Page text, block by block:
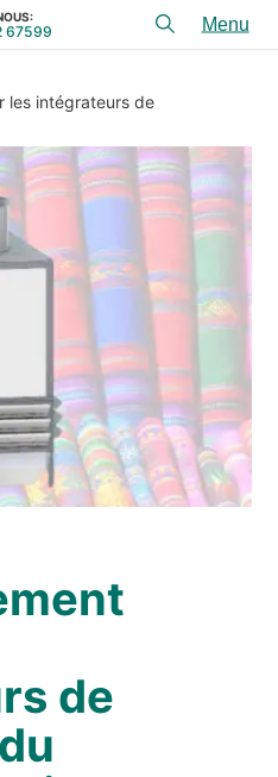
67599
menu
les intégrateurs de
de